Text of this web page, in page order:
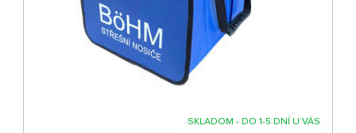
SKLADOM - DO 1-5 DNÍ U VÁS